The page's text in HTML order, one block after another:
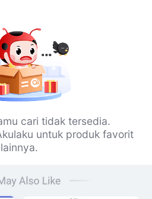
cari tidak tersedia.
untuk produk favorit
lainnya.